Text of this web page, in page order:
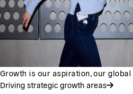
Growth is our aspiration, our global
Driving strategic growth areas